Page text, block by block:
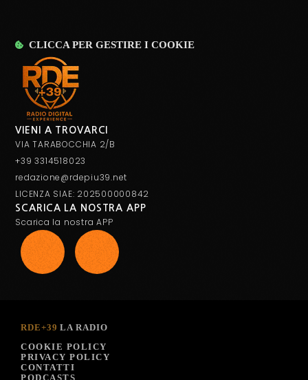
CLICCA PER GESTIRE I COOKIE
VIENI A TROVARCI
VIA TARABOCCHIA 2/B
+39 3314518023
redazione@rdepiu39.net
LICENZA SIAE: 202500000842
SCARICA LA NOSTRA APP
Scarica la nostra APP
RDE+39LA RADIO
COOKIE POLICY
PRIVACY POLICY
CONTATTI
PODCASTS